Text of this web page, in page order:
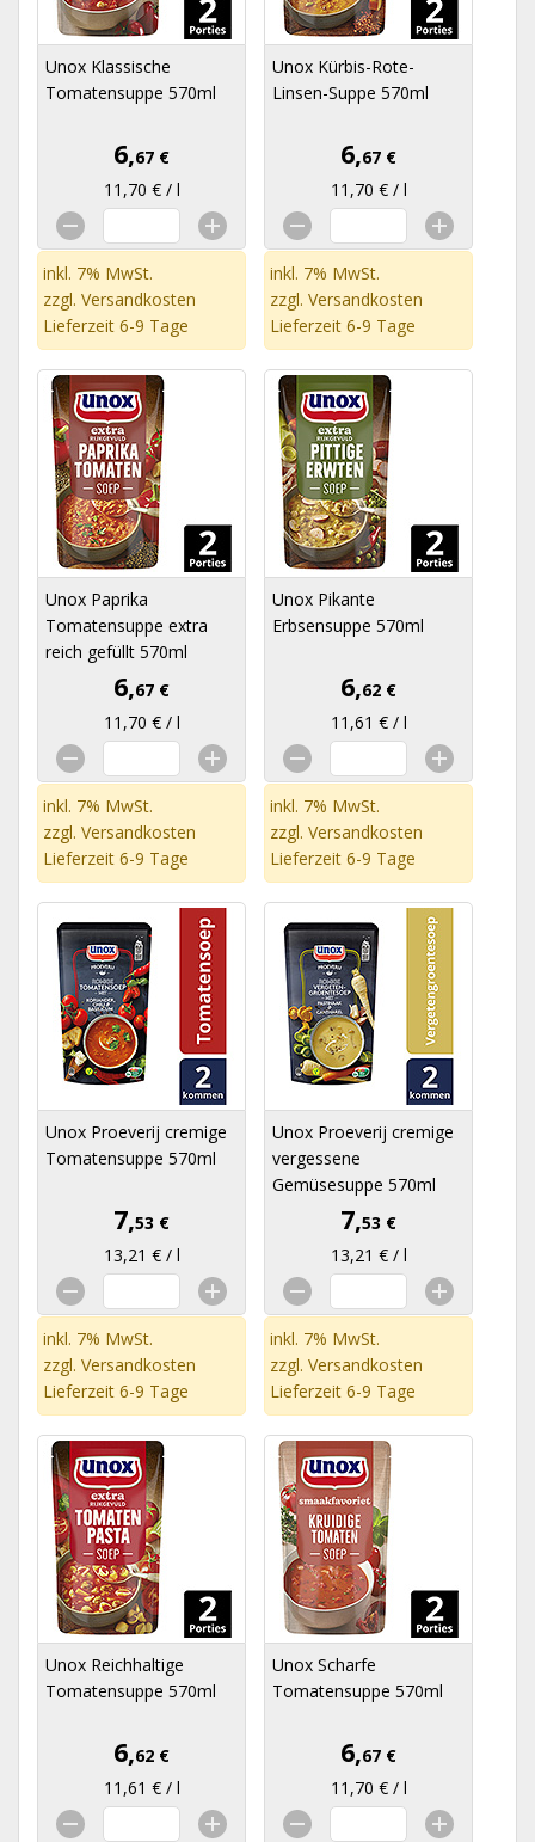
Unox Klassische
Tomatensuppe 570ml
6,67 €
11,70 € / l
inkl. 7% MwSt.
zzgl. Versandkosten
Lieferzeit 6-9 Tage
Unox Kürbis-Rote-
Linsen-Suppe 570ml
6,67 €
11,70 € / l
inkl. 7% MwSt.
zzgl. Versandkosten
Lieferzeit 6-9 Tage
Unox Paprika
Tomatensuppe extra
reich gefüllt 570ml
6,67 €
11,70 € / l
inkl. 7% MwSt.
zzgl. Versandkosten
Lieferzeit 6-9 Tage
Unox Pikante
Erbsensuppe 570ml
6,62 €
11,61 € / l
inkl. 7% MwSt.
zzgl. Versandkosten
Lieferzeit 6-9 Tage
Unox Proeverij cremige
Tomatensuppe 570ml
7,53 €
13,21 € / l
inkl. 7% MwSt.
zzgl. Versandkosten
Lieferzeit 6-9 Tage
Unox Proeverij cremige
vergessene
Gemüsesuppe 570ml
7,53 €
13,21 € / l
inkl. 7% MwSt.
zzgl. Versandkosten
Lieferzeit 6-9 Tage
Unox Reichhaltige
Tomatensuppe 570ml
6,62 €
11,61 € / l
Unox Scharfe
Tomatensuppe 570ml
6,67 €
11,70 € / l